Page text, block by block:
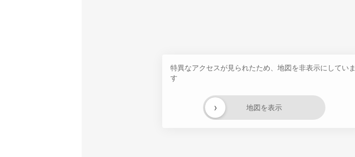
特異なアクセスが見られたため、地図を非表示にしていま
す
地図を表示
›